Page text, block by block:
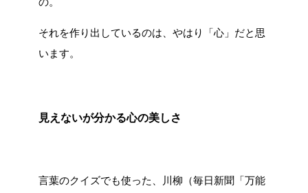
それを作り出しているのは、やはり「心」だと思
います。
見えないが分かる心の美しさ
言葉のクイズでも使った、川柳（毎日新聞「万能